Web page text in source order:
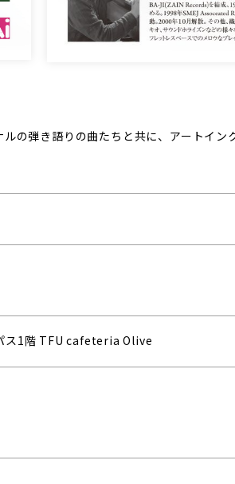
の弾き語りの曲たちと共に、アートイ
ス1階 TFU cafeteria Olive